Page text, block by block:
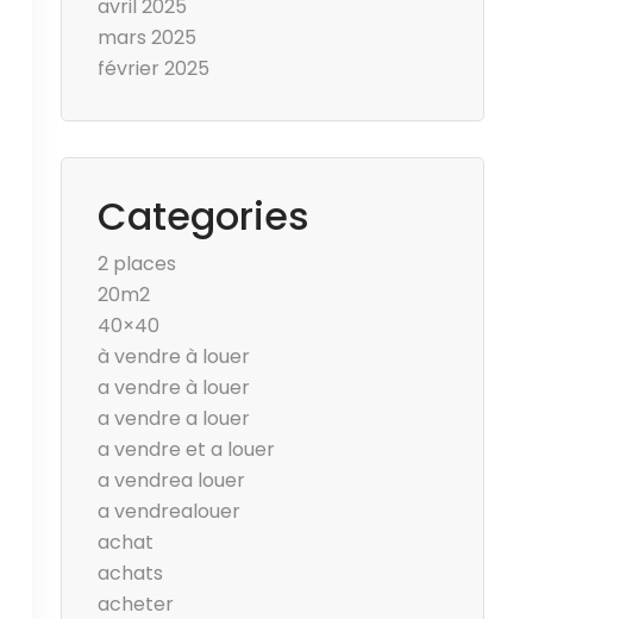
avril 2025
mars 2025
février 2025
Categories
2 places
20m2
40×40
à vendre à louer
a vendre à louer
a vendre a louer
a vendre et a louer
a vendrea louer
a vendrealouer
achat
achats
acheter